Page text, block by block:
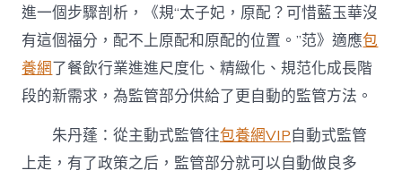
進一個步驟剖析，《規“太子妃，原配？可惜藍玉華沒
有這個福分，配不上原配和原配的位置。”范》適應包
養網了餐飲行業進進尺度化、精緻化、規范化成長階
段的新需求，為監管部分供給了更自動的監管方法。
朱丹蓬：從主動式監管往包養網VIP自動式監管
上走，有了政策之后，監管部分就可以自動做良多